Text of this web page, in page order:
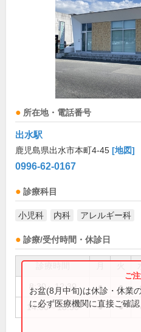
所在地・電話番号
出水駅
鹿児島県出水市本町4-45 [地図]
0996-62-0167
診療科目
小児科 内科 アレルギー科
診療/受付時間・休診日
8:30～12:30 ● ●
14:00～18:30 ● ●
お盆(8月中旬)は休診・休業
に必ず医療機関に直接ご確認